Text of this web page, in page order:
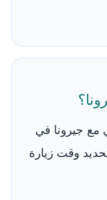
مع جيرونا في
وقت زيارة